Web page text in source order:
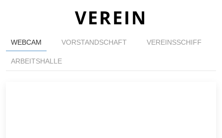
VEREIN
WEBCAM VORSTANDSCHAFT VEREINSSCHIFF
ARBEITSHALLE